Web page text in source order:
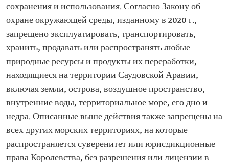
сохранения и использования. Согласно Закону об
охране окружающей среды, изданному в 2020 г.,
запрещено эксплуатировать, транспортировать,
хранить, продавать или распространять любые
природные ресурсы и продукты их переработки,
находящиеся на территории Саудовской Аравии,
включая земли, острова, воздушное пространство,
внутренние воды, территориальное море, его дно и
недра. Описанные выше действия также запрещены на
всех других морских территориях, на которые
распространяется суверенитет или юрисдикционные
права Королевства, без разрешения или лицензии в